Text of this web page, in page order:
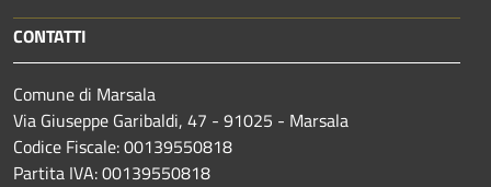
CONTATTI
Comune di Marsala
Via Giuseppe Garibaldi, 47 - 91025 - Marsala
Codice Fiscale: 00139550818
Partita IVA: 00139550818